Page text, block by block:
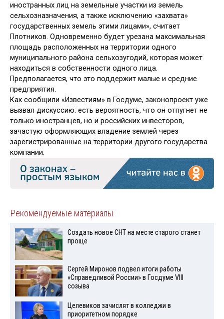
иностранных лиц на земельные участки из земель
сельхозназначения, а также исключению «захвата»
государственных земель этими лицами», считает
Плотников. Одновременно будет урезана максимальная
площадь расположенных на территории одного
муниципального района сельхозугодий, которая может
находиться в собственности одного лица.
Предполагается, что это поддержит малые и средние
предприятия.
Как сообщили «Известиям» в Госдуме, законопроект уже
вызвал дискуссию: есть вероятность, что он отпугнет не
только иностранцев, но и российских инвесторов,
зачастую оформляющих владение землей через
зарегистрированные на территории другого государства
компании.
Рекомендуемые материалы
Создать новое СНТ на месте старого станет
проще
Сергей Миронов подвел итоги работы
«Справедливой России» в Госдуме VIII
созыва
Целевиков зачислят в колледжи в
приоритетном порядке